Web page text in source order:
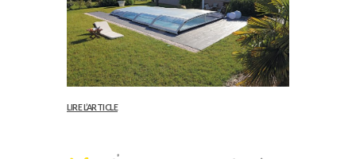
LIRE L’ARTICLE